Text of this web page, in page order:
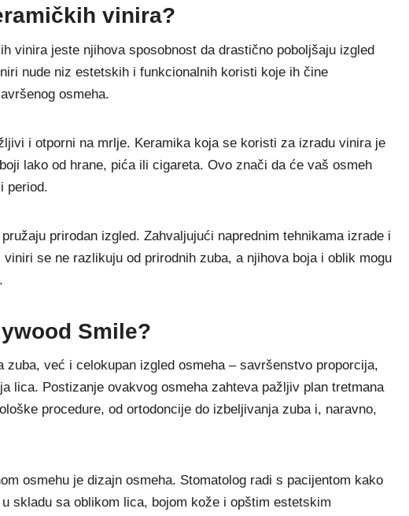
vinira?
vinira jeste njihova sposobnost da drastično poboljšaju izgled
nude niz estetskih i funkcionalnih koristi koje ih čine
osmeha.
i otporni na mrlje. Keramika koja se koristi za izradu vinira je
lako od hrane, pića ili cigareta. Ovo znači da će vaš osmeh
period.
prirodan izgled. Zahvaljujući naprednim tehnikama izrade i
se ne razlikuju od prirodnih zuba, a njihova boja i oblik mogu
Smile?
zuba, već i celokupan izgled osmeha – savršenstvo proporcija,
lica. Postizanje ovakvog osmeha zahteva pažljiv plan tretmana
procedure, od ortodoncije do izbeljivanja zuba i, naravno,
osmehu je dizajn osmeha. Stomatolog radi s pacijentom kako
skladu sa oblikom lica, bojom kože i opštim estetskim